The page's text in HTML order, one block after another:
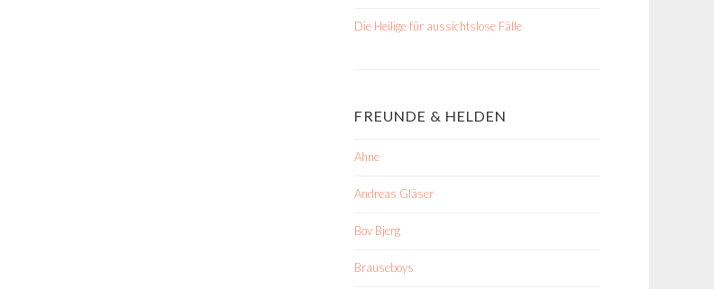
Die Heilige für aussichtslose Fälle
FREUNDE & HELDEN
Ahne
Andreas Gläser
Bov Bjerg
Brauseboys